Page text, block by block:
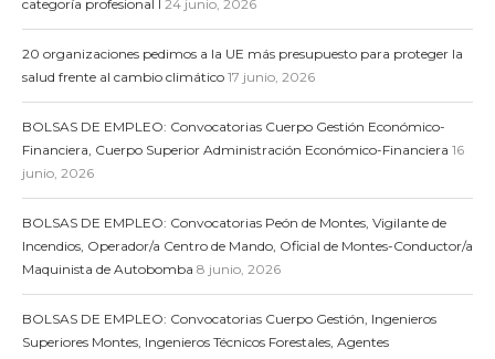
categoría profesional I 24 junio, 2026
20 organizaciones pedimos a la UE más presupuesto para proteger la
salud frente al cambio climático 17 junio, 2026
BOLSAS DE EMPLEO: Convocatorias Cuerpo Gestión Económico-
Financiera, Cuerpo Superior Administración Económico-Financiera 16
junio, 2026
BOLSAS DE EMPLEO: Convocatorias Peón de Montes, Vigilante de
Incendios, Operador/a Centro de Mando, Oficial de Montes-Conductor/a
Maquinista de Autobomba 8 junio, 2026
BOLSAS DE EMPLEO: Convocatorias Cuerpo Gestión, Ingenieros
Superiores Montes, Ingenieros Técnicos Forestales, Agentes